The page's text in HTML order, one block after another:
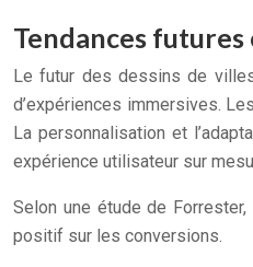
Tendances
Le futur des dessins de
d’expériences immersives.
La personnalisation et
expérience utilisateur sur
Selon une étude de
positif sur les conversions.